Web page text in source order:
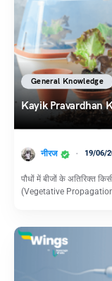
General Knowledge
Kayik Pravardhan
नीरज 19/06/
पौधों में बीजों के अतिरिक्त
(Vegetative